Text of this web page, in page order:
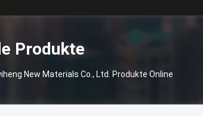
Produkte
New Materials Co., Ltd. Produkte Online